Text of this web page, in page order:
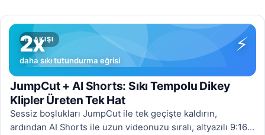
İŞ AKIŞI ⚡
2x
daha sıkı tutundurma eğrisi
JumpCut + AI Shorts: Sıkı Tempolu Dikey
Klipler Üreten Tek Hat
Sessiz boşlukları JumpCut ile tek geçişte kaldırın,
ardından AI Shorts ile uzun videonuzu sıralı, altyazılı 9:16